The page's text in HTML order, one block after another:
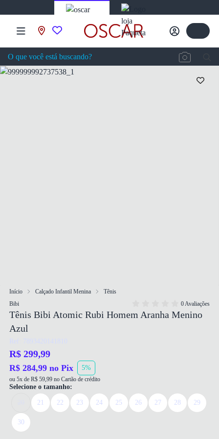
Início Calçado Infantil Menina
Tênis
Bibi
0 Avaliações
Tênis Bibi Atomic Rubi Homem Aranha Menino
Azul
Ref: 7893420141810
R$ 299,99
R$ 284,99 no Pix 5%
ou 5x de R$ 59,99 no Cartão de crédito
Selecione o tamanho:
21 22 23 24 25 26 27 28 29
30